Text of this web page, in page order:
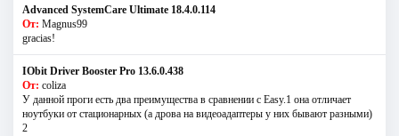
Advanced SystemCare Ultimate 18.4.0.114
От: Magnus99
gracias!
IObit Driver Booster Pro 13.6.0.438
От: coliza
У данной проги есть два преимущества в сравнении с Easy.1 она отличает
ноутбуки от стационарных (а дрова на видеоадаптеры у них бывают разными)
2